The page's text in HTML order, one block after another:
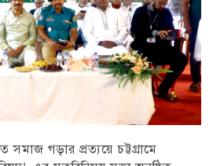
গড়ার প্রত্যয়ে চট্টগ্রামে